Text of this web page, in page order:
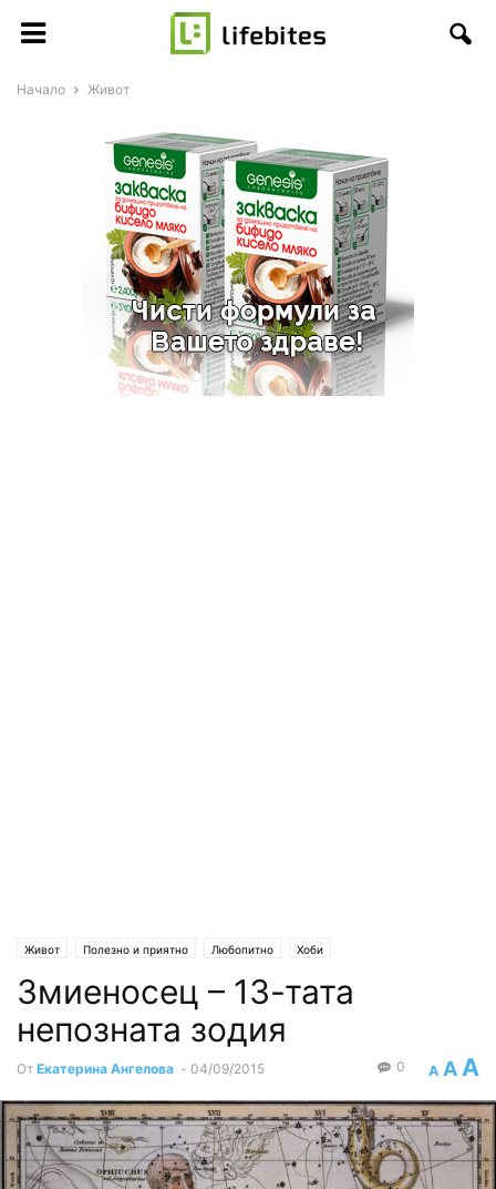
Начало Живот
Живот Полезно и приятно Любопитно Хоби
Змиеносец – 13-тата
непозната зодия
От Екатерина Ангелова - 04/09/2015 A A A
0